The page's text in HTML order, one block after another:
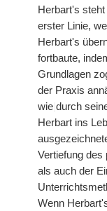
Herbart's
erster Linie,
Herbart's
fortbaute,
Grundlagen
der Praxis
wie durch
Herbart ins
Vertiefung des
als auch der
Wenn